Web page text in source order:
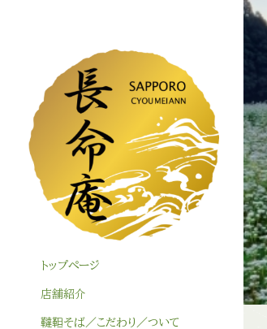
トップぺージ
店舗紹介
韃靼そば／こだわり／ついて